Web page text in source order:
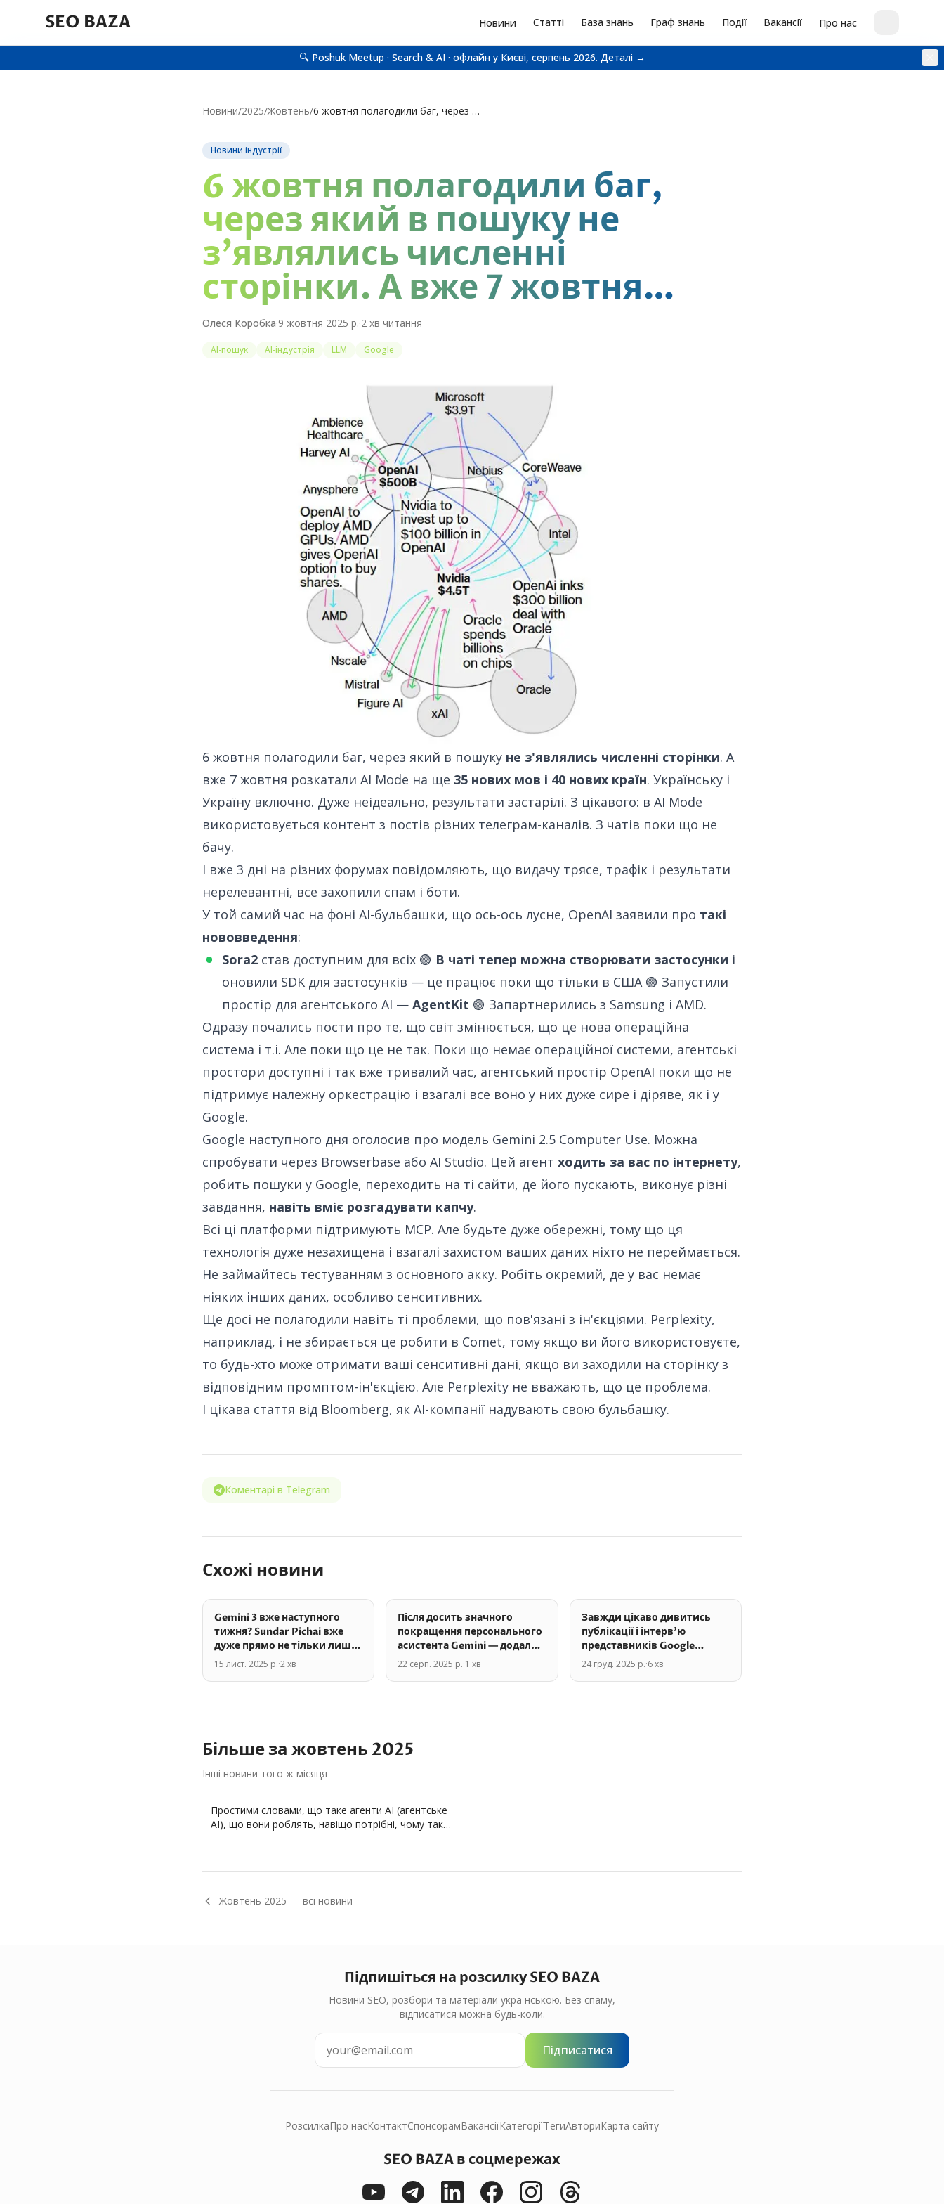
SEO BAZA Новини Статті База знань Граф знань Події Вакансії Про нас
🔍 Poshuk Meetup · Search & AI · офлайн у Києві, серпень 2026. Деталі →
Новини/2025/Жовтень/ 6 жовтня полагодили баг, через який в пошуку не з'являлись численні сторінки. А вже 7 жовтня…
Новини індустрії
6 жовтня полагодили баг,
через який в пошуку не
з'являлись численні
сторінки. А вже 7 жовтня…
Олеся Коробка·9 жовтня 2025 р.·2 хв читання
AI-пошук AI-індустрія LLM Google
6 жовтня полагодили баг, через який в пошуку не з'являлись численні сторінки. А
вже 7 жовтня розкатали AI Mode на ще 35 нових мов і 40 нових країн. Українську і
Україну включно. Дуже неідеально, результати застарілі. З цікавого: в AI Mode
використовується контент з постів різних телеграм-каналів. З чатів поки що не
бачу.
І вже 3 дні на різних форумах повідомляють, що видачу трясе, трафік і результати
нерелевантні, все захопили спам і боти.
У той самий час на фоні AI-бульбашки, що ось-ось лусне, OpenAI заявили про такі
нововведення:
Sora2 став доступним для всіх 🟢 В чаті тепер можна створювати застосунки і
оновили SDK для застосунків — це працює поки що тільки в США 🟢 Запустили
простір для агентського AI — AgentKit 🟢 Запартнерились з Samsung і AMD.
Одразу почались пости про те, що світ змінюється, що це нова операційна
система і т.і. Але поки що це не так. Поки що немає операційної системи, агентські
простори доступні і так вже тривалий час, агентський простір OpenAI поки що не
підтримує належну оркестрацію і взагалі все воно у них дуже сире і діряве, як і у
Google.
Google наступного дня оголосив про модель Gemini 2.5 Computer Use. Можна
спробувати через Browserbase або AI Studio. Цей агент ходить за вас по інтернету,
робить пошуки у Google, переходить на ті сайти, де його пускають, виконує різні
завдання, навіть вміє розгадувати капчу.
Всі ці платформи підтримують MCP. Але будьте дуже обережні, тому що ця
технологія дуже незахищена і взагалі захистом ваших даних ніхто не переймається.
Не займайтесь тестуванням з основного акку. Робіть окремий, де у вас немає
ніяких інших даних, особливо сенситивних.
Ще досі не полагодили навіть ті проблеми, що пов'язані з ін'єкціями. Perplexity,
наприклад, і не збирається це робити в Comet, тому якщо ви його використовуєте,
то будь-хто може отримати ваші сенситивні дані, якщо ви заходили на сторінку з
відповідним промптом-ін'єкцією. Але Perplexity не вважають, що це проблема.
І цікава стаття від Bloomberg, як AI-компанії надувають свою бульбашку.
Коментарі в Telegram
Схожі новини
Gemini 3 вже наступного
тижня? Sundar Pichai вже
дуже прямо не тільки лише
натякає. Хотіли б… — 15
15 лист. 2025 р.·2хв
Після досить значного
покращення персонального
асистента Gemini — додали
можливості більшої…
22 серп. 2025 р.·1 хв
Завжди цікаво дивитись
публікації і інтерв'ю
представників Google
напередодні і протягом
24 груд. 2025 р.·6хв
Більше за жовтень 2025
Інші новини того ж місяця
Простими словами, що таке агенти AI (агентське
AI), що вони роблять, навіщо потрібні, чому так
Жовтень 2025 — всі новини
Підпишіться на розсилку SEO BAZA
Новини SEO, розбори та матеріали українською. Без спаму,
відписатися можна будь-коли.
Підписатися
РозсилкаПро насКонтактСпонсорамВакансіїКатегоріїТегиАвториКарта сайту
SEO BAZA в соцмережах